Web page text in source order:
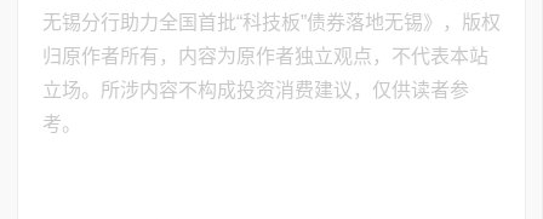
无锡分行助力全国首批“科技板”债券落地无锡》，版权
归原作者所有，内容为原作者独立观点，不代表本站
立场。所涉内容不构成投资消费建议，仅供读者参
考。